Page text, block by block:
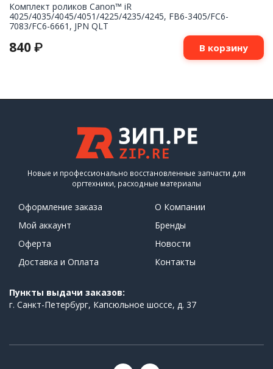
Комплект роликов Canon™ iR
4025/4035/4045/4051/4225/4235/4245, FB6-3405/FC6-
7083/FC6-6661, JPN QLT
840 ₽ В корзину
Новые и профессионально восстановленные запчасти для
оргтехники, расходные материалы
Оформление заказа
Мой аккаунт
Оферта
Доставка и Оплата
О Компании
Бренды
Новости
Контакты
Пункты выдачи заказов:
г. Санкт-Петербург, Капсюльное шоссе, д. 37